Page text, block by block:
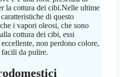
la cottura dei cibi.Nelle ultime
di questo
i vapori oleosi, che sono
cottura dei cibi, essi
non perdono colore,
da pulire.